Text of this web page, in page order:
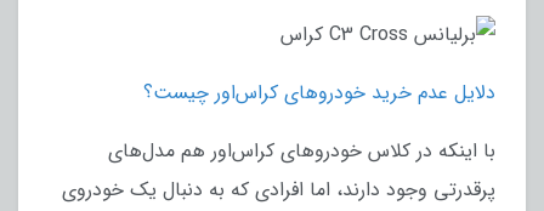
دلایل عدم خرید خودروهای کراس‌اور چیست؟
با اینکه در کلاس خودروهای کراس‌اور هم مدل‌های
پرقدرتی وجود دارند، اما افرادی که به دنبال یک خودروی